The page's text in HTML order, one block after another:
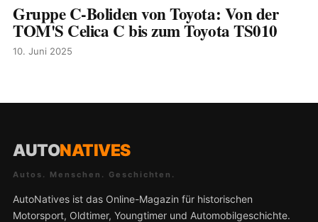
Gruppe C-Boliden von Toyota: Von der
TOM'S Celica C bis zum Toyota TS010
10. Juni 2025
AUTONATIVES
Autos. Menschen. Geschichten.
AutoNatives ist das Online-Magazin für historischen
Motorsport, Oldtimer, Youngtimer und Automobilgeschichte.